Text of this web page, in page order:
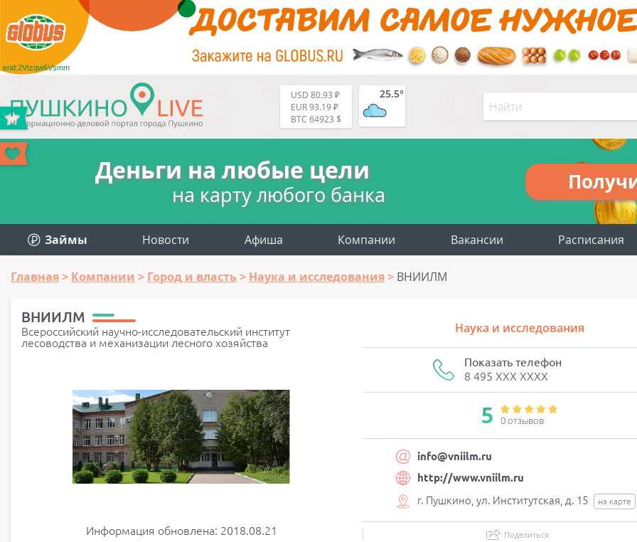
erid:2Vtzqw6Vsmm
USD 80.93 ₽
EUR 93.19 ₽
BTC 64923 $
25.5°
Деньги на любые цели
на карту любого банка
Займы Новости Афиша Компании Вакансии Расписания
Главная Компании Город и власть Наука и исследования ВНИИЛМ
ВНИИЛМ
Всероссийский научно-исследовательский институт
лесоводства и механизации лесного хозяйства
Информация обновлена: 2018.08.21
Наука и исследования
Показать телефон
8 495 XXX XXXX
5 0 отзывов
info@vniilm.ru
http://www.vniilm.ru
г. Пушкино, ул. Институтская, д. 15
на карте
Поделиться